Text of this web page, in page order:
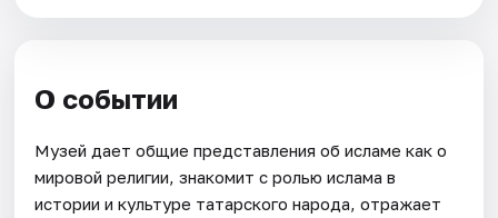
О событии
Музей дает общие представления об исламе как о
мировой религии, знакомит с ролью ислама в
истории и культуре татарского народа, отражает